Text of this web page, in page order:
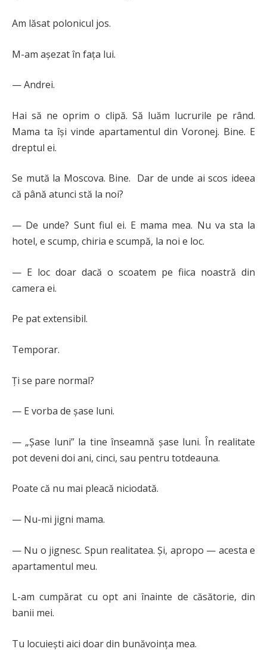
Am lăsat polonicul jos.
M-am așezat în fața lui.
— Andrei.
Hai să ne oprim o clipă. Să luăm lucrurile pe rând.
Mama ta își vinde apartamentul din Voronej. Bine. E
dreptul ei.
Se mută la Moscova. Bine. Dar de unde ai scos ideea
că până atunci stă la noi?
— De unde? Sunt fiul ei. E mama mea. Nu va sta la
hotel, e scump, chiria e scumpă, la noi e loc.
— E loc doar dacă o scoatem pe fiica noastră din
camera ei.
Pe pat extensibil.
Temporar.
Ți se pare normal?
— E vorba de șase luni.
— „Șase luni” la tine înseamnă șase luni. În realitate
pot deveni doi ani, cinci, sau pentru totdeauna.
Poate că nu mai pleacă niciodată.
— Nu-mi jigni mama.
— Nu o jignesc. Spun realitatea. Și, apropo — acesta e
apartamentul meu.
L-am cumpărat cu opt ani înainte de căsătorie, din
banii mei.
Tu locuiești aici doar din bunăvoința mea.